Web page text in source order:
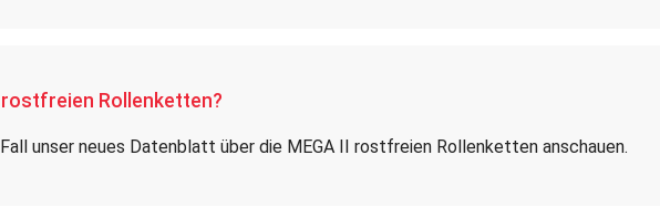
Rollenketten?
unser neues Datenblatt über die MEGA II rostfreien Rollenketten anschauen.